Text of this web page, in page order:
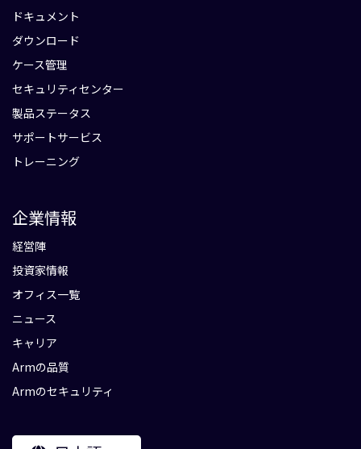
ドキュメント
ダウンロード
ケース管理
セキュリティセンター
製品ステータス
サポートサービス
トレーニング
企業情報
経営陣
投資家情報
オフィス一覧
ニュース
キャリア
Armの品質
Armのセキュリティ